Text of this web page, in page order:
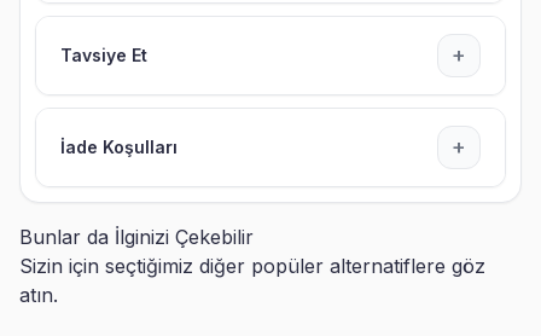
Tavsiye Et +
İade Koşulları +
Bunlar da İlginizi Çekebilir
Sizin için seçtiğimiz diğer popüler alternatiflere göz
atın.